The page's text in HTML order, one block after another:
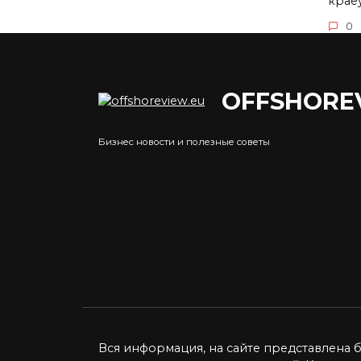
0
экономике Россия в
—
Бизнес новости и полезные советы
Вся информация, на сайте представлена